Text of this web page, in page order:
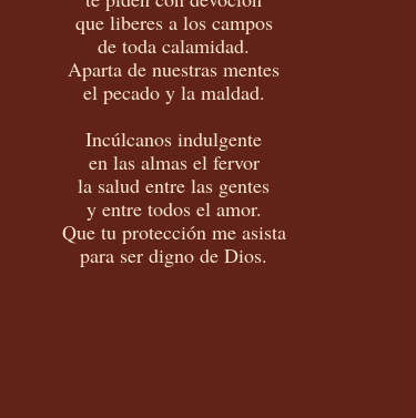
que liberes a los campos
de toda calamidad.
Aparta de nuestras mentes
el pecado y la maldad.
Incúlcanos indulgente
en las almas el fervor
la salud entre las gentes
y entre todos el amor.
Que tu protección me asista
para ser digno de Dios.